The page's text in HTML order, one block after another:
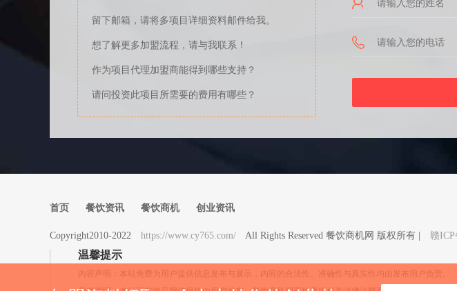
留下邮箱，请将多项目详细资料邮件给我。
想了解更多加盟流程，请与我联系！
作为项目代理加盟商能得到哪些支持？
请问投资此项目所需要的费用有哪些？
首页 餐饮资讯 餐饮商机 创业资讯
Copyright2010-2022 https://www.cy765.com/ All Rights Reserved 餐饮商机网 版权所有 | 赣ICP
温馨提示
内容声明：本站免费为用户提供信息发布与展示，内容的合法性、准确性与真实性均由发布用户负责。